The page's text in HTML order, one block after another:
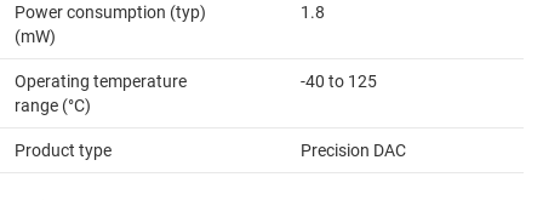
Power consumption (typ)
(mW)
1.8
Operating temperature
range (°C)
-40 to 125
Product type Precision DAC